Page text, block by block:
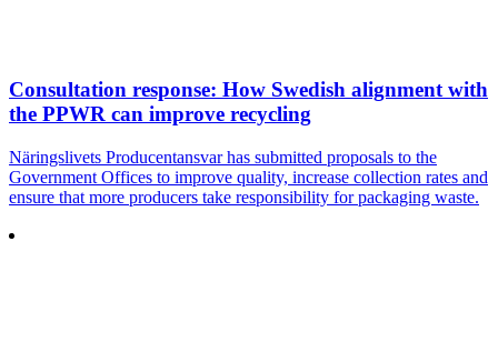
Consultation response: How Swedish alignment with
the PPWR can improve recycling
Näringslivets Producentansvar has submitted proposals to the
Government Offices to improve quality, increase collection rates and
ensure that more producers take responsibility for packaging waste.